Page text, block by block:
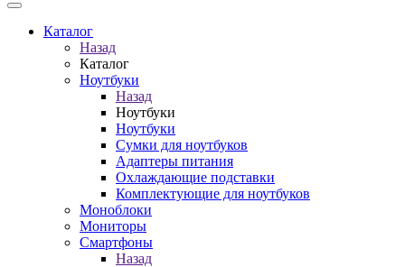
Каталог
Назад
Каталог
Ноутбуки
Назад
Ноутбуки
Ноутбуки
Сумки для ноутбуков
Адаптеры питания
Охлаждающие подставки
Комплектующие для ноутбуков
Моноблоки
Мониторы
Смартфоны
Назад